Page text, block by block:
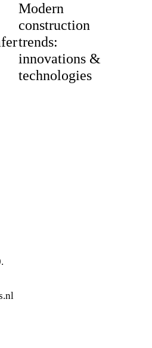
Modern
construction
trends:
innovations &
technologies